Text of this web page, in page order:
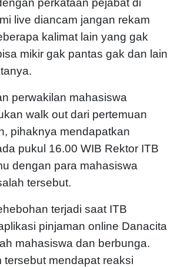
perkataan pejabat di
live diancam jangan rekam
kalimat lain yang gak
mikir gak pantas gak dan lain
perwakilan mahasiswa
walk out dari pertemuan
pihaknya mendapatkan
pukul 16.00 WIB Rektor ITB
dengan para mahasiswa
tersebut.
terjadi saat ITB
pinjaman online Danacita
mahasiswa dan berbunga.
tersebut mendapat reaksi